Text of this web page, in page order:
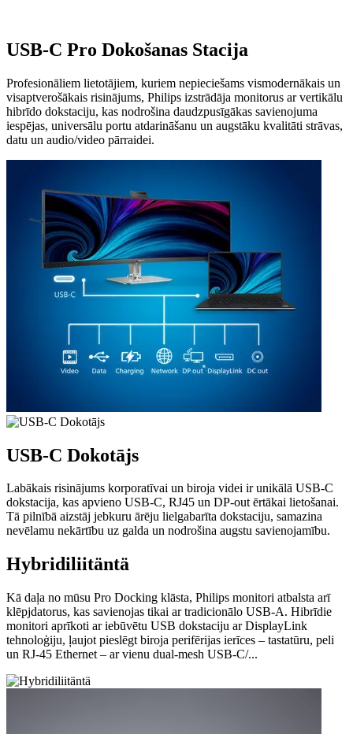
USB-C Pro Dokošanas Stacija
Profesionāliem lietotājiem, kuriem nepieciešams vismodernākais un
visaptverošākais risinājums, Philips izstrādāja monitorus ar vertikālu
hibrīdo dokstaciju, kas nodrošina daudzpusīgākas savienojuma
iespējas, universālu portu atdarināšanu un augstāku kvalitāti strāvas,
datu un audio/video pārraidei.
USB-C Dokotājs
Labākais risinājums korporatīvai un biroja videi ir unikālā USB-C
dokstacija, kas apvieno USB-C, RJ45 un DP-out ērtākai lietošanai.
Tā pilnībā aizstāj jebkuru ārēju lielgabarīta dokstaciju, samazina
nevēlamu nekārtību uz galda un nodrošina augstu savienojamību.
Hybridiliitäntä
Kā daļa no mūsu Pro Docking klāsta, Philips monitori atbalsta arī
klēpjdatorus, kas savienojas tikai ar tradicionālo USB-A. Hibrīdie
monitori aprīkoti ar iebūvētu USB dokstaciju ar DisplayLink
tehnoloģiju, ļaujot pieslēgt biroja perifērijas ierīces – tastatūru, peli
un RJ-45 Ethernet – ar vienu dual-mesh USB-C/...